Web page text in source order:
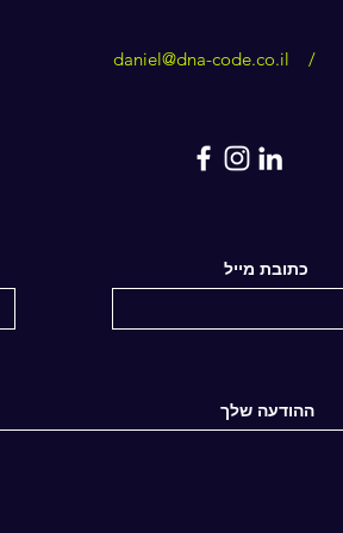
daniel@dna-code.co.il /
כתובת מייל
ההודעה שלך